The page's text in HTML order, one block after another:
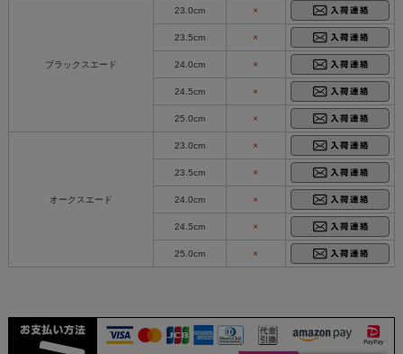
ブラックスエード
23.0cm ×
23.5cm ×
24.0cm ×
24.5cm ×
25.0cm ×
オークスエード
23.0cm ×
23.5cm ×
24.0cm ×
24.5cm ×
25.0cm ×